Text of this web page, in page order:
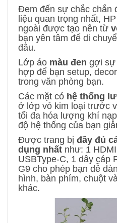
Đem đến sự chắc chắn
liệu quan trọng nhất,
ngoài được tạo nên từ
bạn yên tâm để di
đâu.
Lớp áo màu đen gợi sự
hợp để bạn setup,
trong văn phòng bạn.
Các mặt có hệ thống
ở lớp vỏ kim loại trước
tối đa hóa lượng khí
độ hệ thống của bạn
Được trang bị đầy đủ
dụng nhất như: 1
USBType-C, 1 dây
G9 cho phép bạn dễ
hình, bàn phím, chuột
khác.